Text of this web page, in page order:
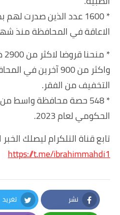
* 1600 عدد الذين صدرت
الاعاقة في المحافظة منذ شهر
*
واكثر من 900 آخرين
التخفيف من الفقر.
* 548 حصة محافظة واسط
الحكومي لعام 2023.
تابع قناة التلكرام ليصلك
https://t.me/ibrahimmahdi1
نشر
Facebook
تغريد
Twitter